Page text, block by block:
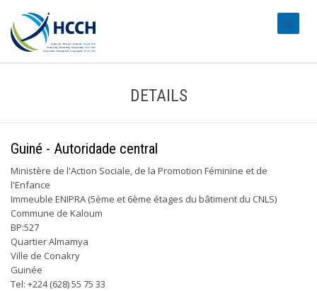
DETAILS
Guiné - Autoridade central
Ministère de l'Action Sociale, de la Promotion Féminine et de
l'Enfance
Immeuble ENIPRA (5ème et 6ème étages du bâtiment du CNLS)
Commune de Kaloum
BP:527
Quartier Almamya
Ville de Conakry
Guinée
Tel: +224 (628) 55 75 33